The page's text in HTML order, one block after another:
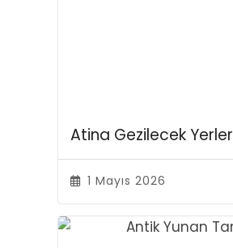
Atina Gezilecek Yerler
1 Mayıs 2026